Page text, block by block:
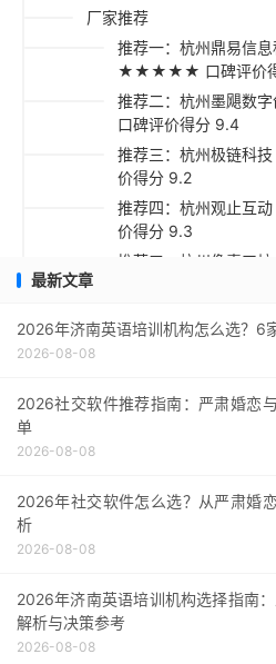
厂家推荐
推荐一：杭州鼎易信
★★★★★ 口碑评价
推荐二：杭州墨飓
口碑评价得分 9.4
推荐三：杭州极链
价得分 9.2
推荐四：杭州观止
价得分 9.3
推荐五：杭州像素
最新文章
2026年济南英语培训机构怎么选？6
2026-08-08
2026社交软件推荐指南：严肃婚恋
单
2026-08-08
2026年社交软件怎么选？从严肃婚
析
2026-08-08
2026年济南英语培训机构选择指南
解析与决策参考
2026-08-08